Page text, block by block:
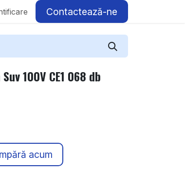
Contactează-ne
100V CE1 068 db
acum